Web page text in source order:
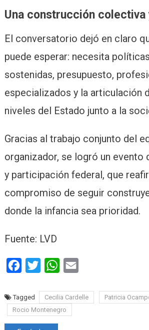
Una construcción colectiva
El conversatorio dejó en claro
puede esperar: necesita
sostenidas, presupuesto,
especializados y la articulación
niveles del Estado junto a la
Gracias al trabajo conjunto del
organizador, se logró un evento
y participación federal, que
compromiso de seguir
donde la infancia sea prioridad.
Fuente: LVD
Facebook
Twitter WhatsApp
Tagged Cecilia Cardelle
Patricia
Rocio Montenegro